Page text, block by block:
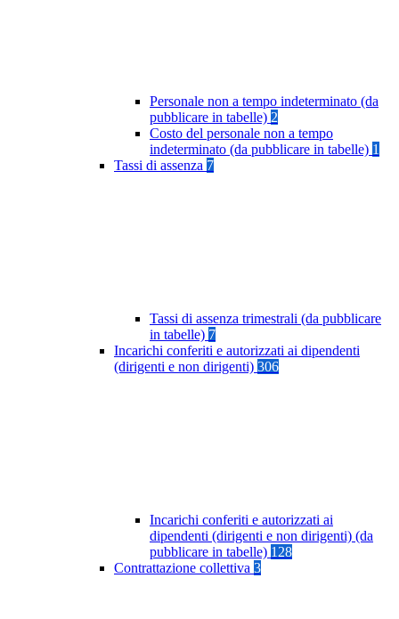
Personale non a tempo indeterminato (da
pubblicare in tabelle) 2
Costo del personale non a tempo
indeterminato (da pubblicare in tabelle) 1
Tassi di assenza 7
Tassi di assenza trimestrali (da pubblicare
in tabelle) 7
Incarichi conferiti e autorizzati ai dipendenti
(dirigenti e non dirigenti) 306
Incarichi conferiti e autorizzati ai
dipendenti (dirigenti e non dirigenti) (da
pubblicare in tabelle) 128
Contrattazione collettiva 3